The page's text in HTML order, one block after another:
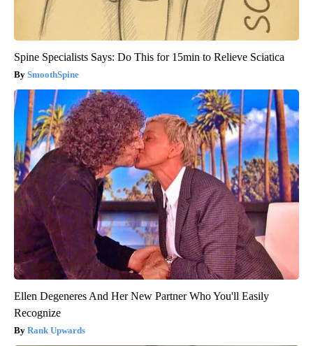
Spine Specialists Says: Do This for 15min to Relieve Sciatica
SmoothSpine
Ellen Degeneres And Her New Partner Who You'll Easily
Recognize
Rank Upwards